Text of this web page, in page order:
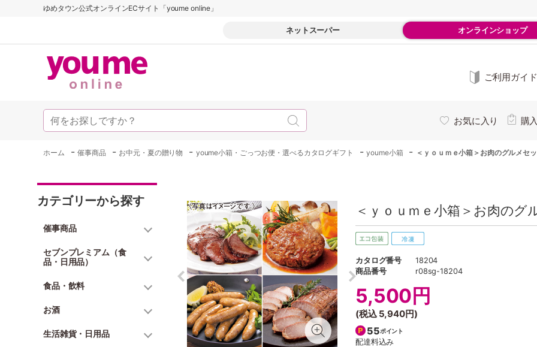
ゆめタウン公式オンラインECサイト「youme online」
ネットスーパー オンラインショップ
ご利用ガイド
お気に入り 購
ホーム -催事商品 - お中元・夏の贈り物 - youme小箱・ごっつお便・選べるカタログギフト -youme小箱 - ＜ｙｏｕｍｅ小箱＞お肉のグルメセ
カテゴリーから探す
催事商品
セブンプレミアム（食
品・日用品）
食品・飲料
お酒
生活雑貨・日用品
＜ｙｏｕｍｅ小箱＞お肉の
カタログ番号
18204
商品番号
r08sg-18204
5,500円
(税込 5,940円)
55ポイント
配達料込み